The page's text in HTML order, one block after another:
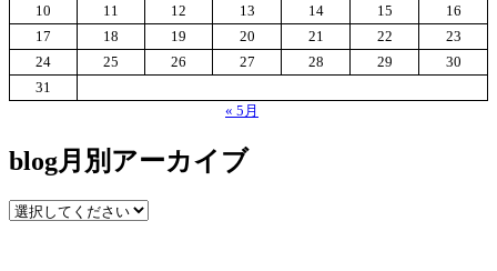
10
11 12 13 14 15
16
17
18 19 20 21 22
23
24
25 26 27 28 29
30
31
« 5月
blog月別アーカイブ